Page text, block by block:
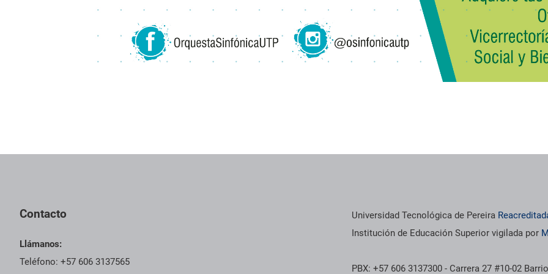
Contacto
Llámanos:
Teléfono: +57 606 3137565
Universidad Tecnológica de Pereira
Institución de Educación Superior vigilada por
PBX: +57 606 3137300 - Carrera 27 #10-02